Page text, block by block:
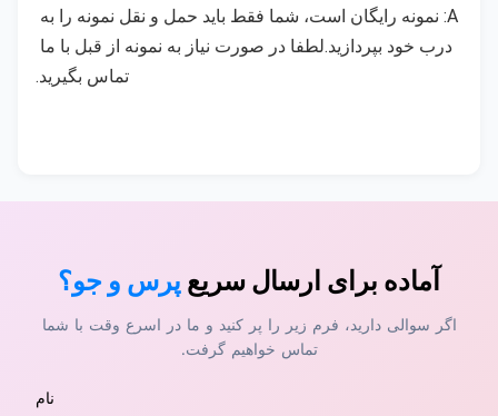
تماس بگیرید.
آماده برای ارسال سریع پرس و جو؟
اگر سوالی دارید، فرم زیر را پر کنید و ما در اسرع وقت با شما
تماس خواهیم گرفت.
نام